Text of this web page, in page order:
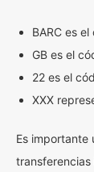
BARC es
GB es el
22 es el
XXX
Es importante